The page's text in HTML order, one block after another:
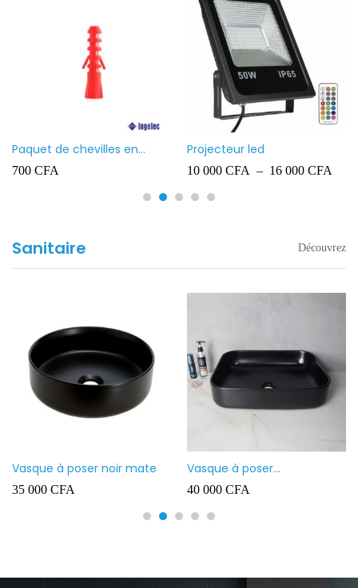
Paquet de chevilles en
plastique Ingelec – 8
700 CFA
Projecteur led
10 000 CFA – 16 000 CFA
Sanitaire Découvrez
Vasque à poser noir mate
35 000 CFA
Vasque à poser
rectangulaire noir mate
40 000 CFA